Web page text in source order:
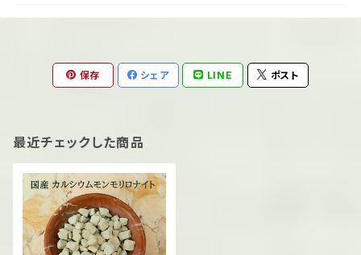
保存 シェア LINE ポスト
最近チェックした商品